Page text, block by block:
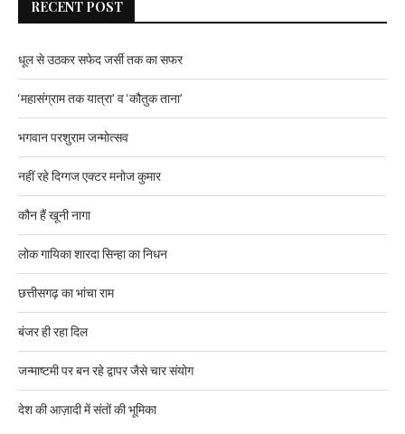
RECENT POST
धूल से उठकर सफेद जर्सी तक का सफर
‘महासंग्राम तक यात्रा’ व ‘कौतुक ताना’
भगवान परशुराम जन्मोत्सव
नहीं रहे दिग्गज एक्टर मनोज कुमार
कौन हैं खूनी नागा
लोक गायिका शारदा सिन्हा का निधन
छत्तीसगढ़ का भांचा राम
बंजर ही रहा दिल
जन्माष्टमी पर बन रहे द्वापर जैसे चार संयोग
देश की आज़ादी में संतों की भूमिका